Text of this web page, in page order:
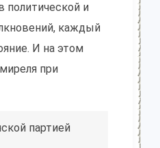
политической и
каждый
И на этом
при
партией